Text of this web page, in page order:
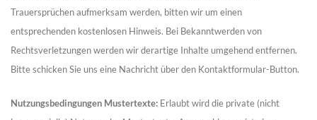
Trauersprüchen aufmerksam werden, bitten wir um einen
entsprechenden kostenlosen Hinweis. Bei Bekanntwerden von
Rechtsverletzungen werden wir derartige Inhalte umgehend entfernen.
Bitte schicken Sie uns eine Nachricht über den Kontaktformular-Button.
Nutzungsbedingungen Mustertexte: Erlaubt wird die private (nicht